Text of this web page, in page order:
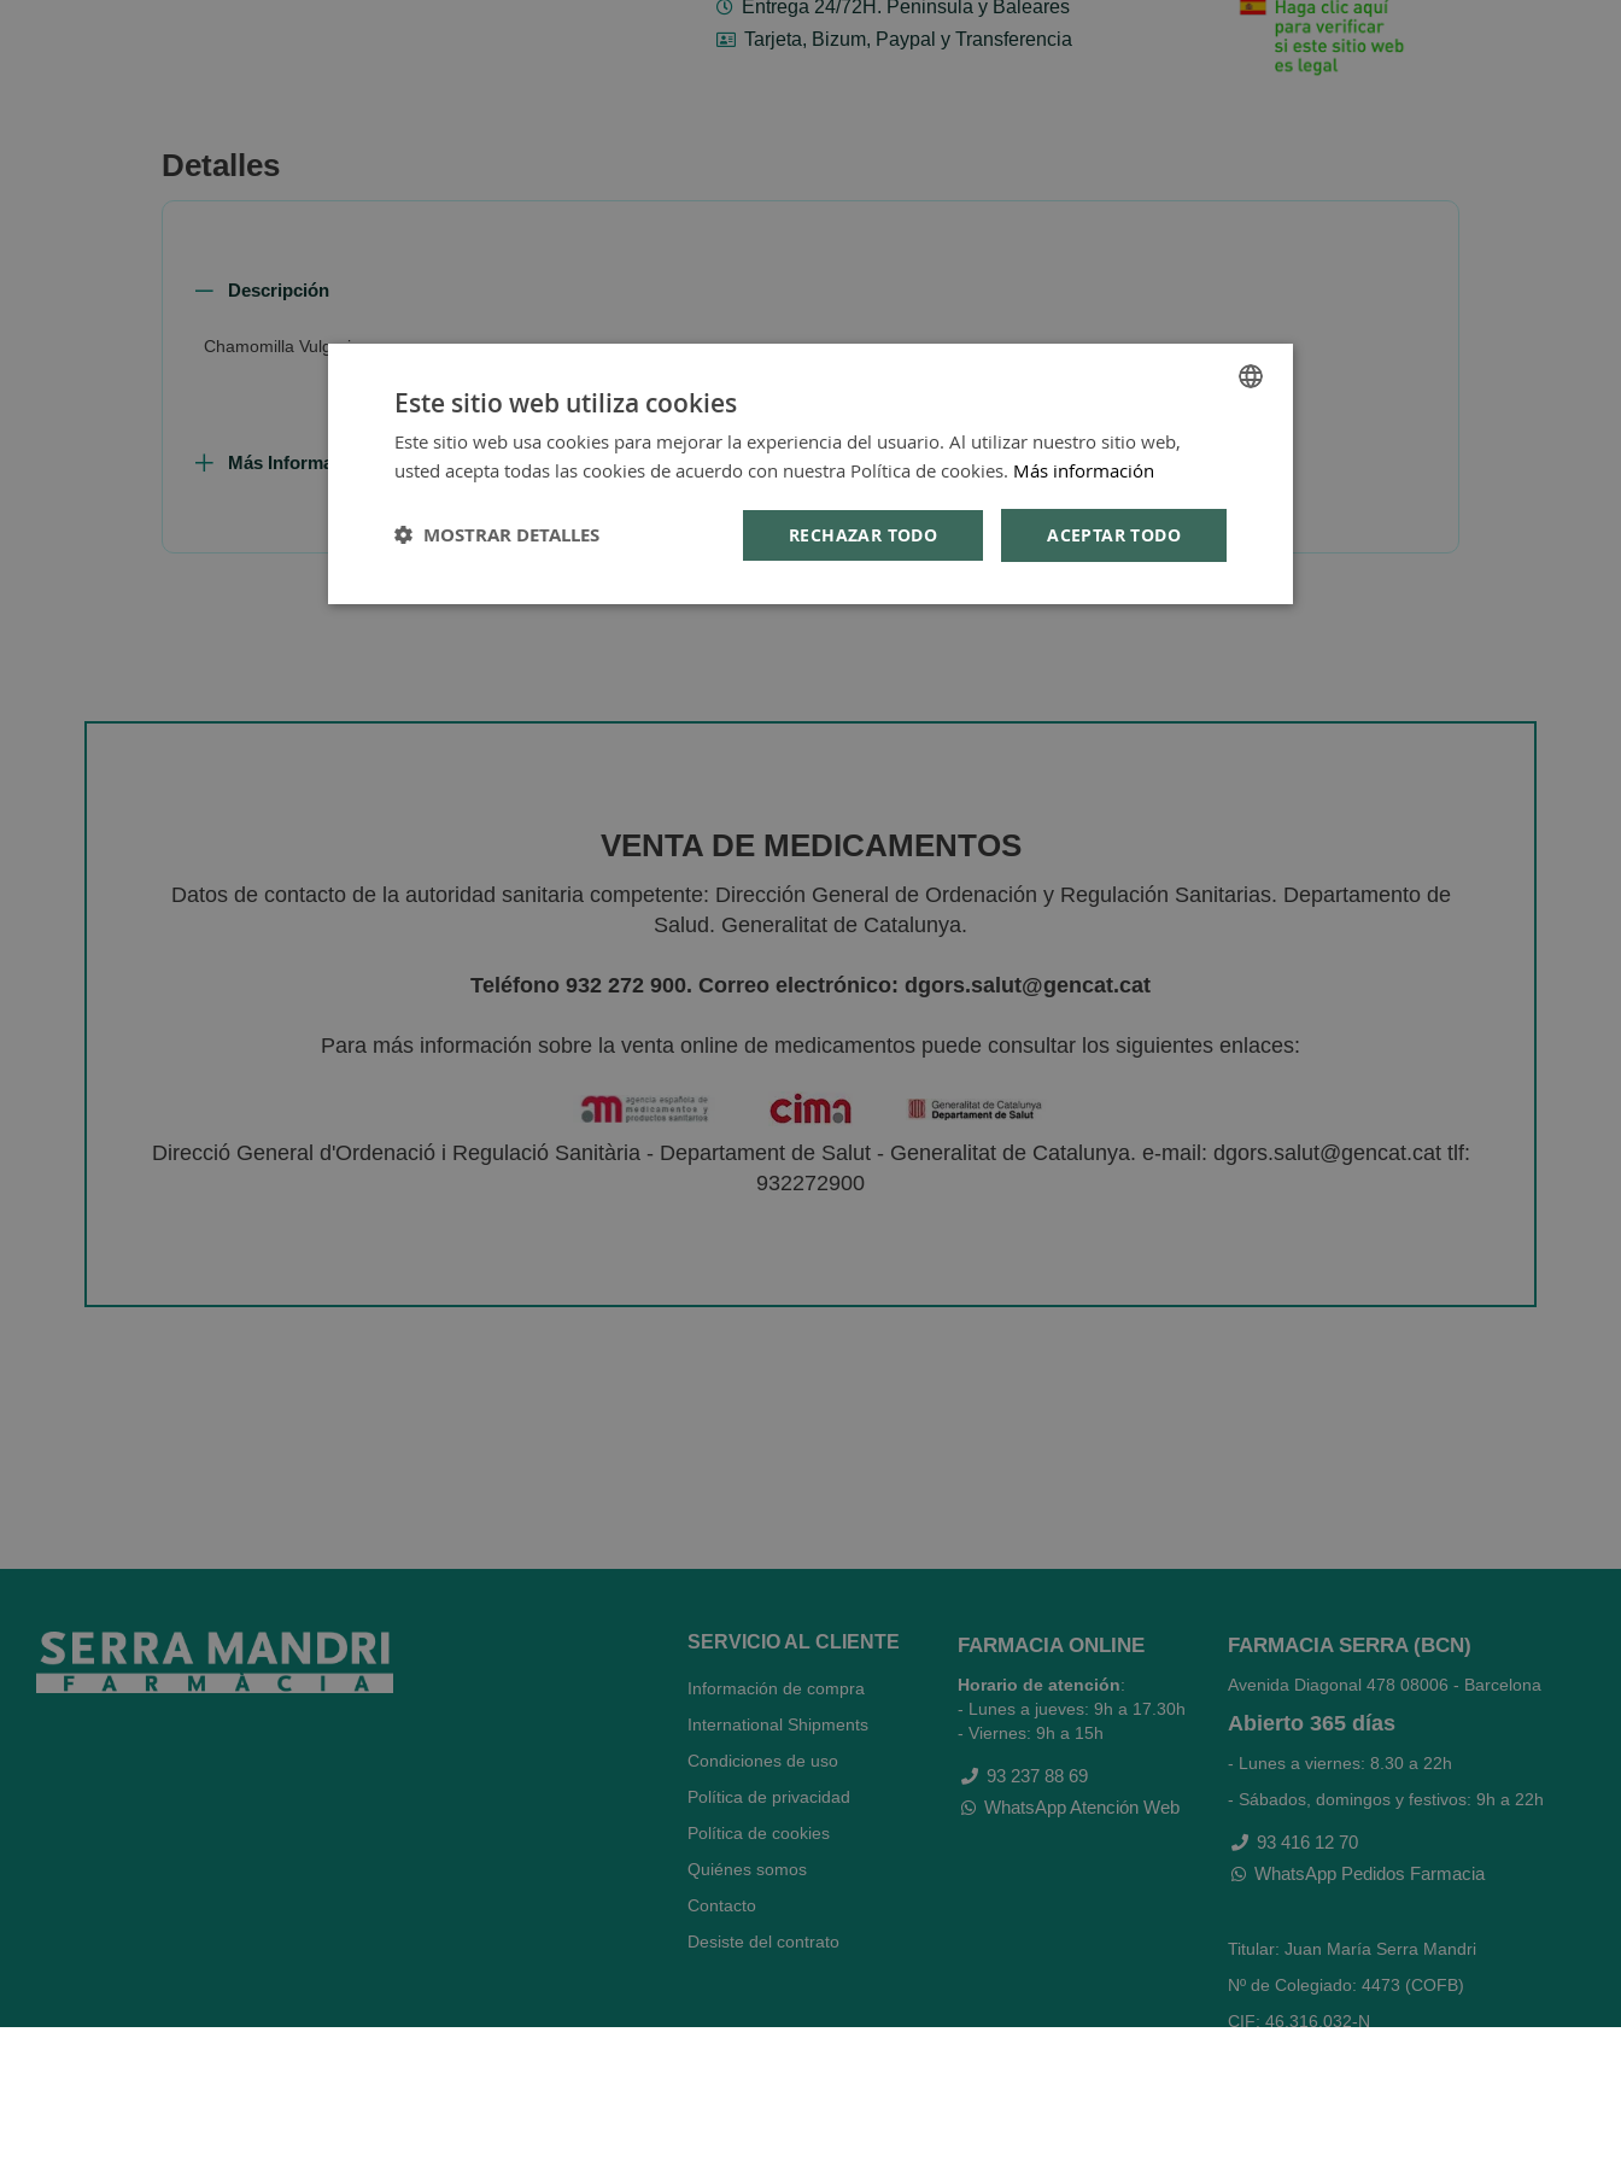
Entrega 24/72H. Peninsula y Baleares
Tarjeta, Bizum, Paypal y Transferencia
Detalles
Descripción
Chamomilla Vulgaris
Más Información
VENTA DE MEDICAMENTOS
Datos de contacto de la autoridad sanitaria competente: Dirección General de Ordenación y Regulación Sanitarias. Departamento de
Salud. Generalitat de Catalunya.
Teléfono 932 272 900. Correo electrónico: dgors.salut@gencat.cat
Para más información sobre la venta online de medicamentos puede consultar los siguientes enlaces:
Direcció General d'Ordenació i Regulació Sanitària - Departament de Salut - Generalitat de Catalunya. e-mail: dgors.salut@gencat.cat tlf:
932272900
SERVICIO AL CLIENTE
Información de compra
International Shipments
Condiciones de uso
Política de privacidad
Política de cookies
Quiénes somos
Contacto
Desiste del contrato
FARMACIA ONLINE
Horario de atención:
- Lunes a jueves: 9h a 17.30h
- Viernes: 9h a 15h
93 237 88 69
WhatsApp Atención Web
FARMACIA SERRA (BCN)
Avenida Diagonal 478 08006 - Barcelona
Abierto 365 días
- Lunes a viernes: 8.30 a 22h
- Sábados, domingos y festivos: 9h a 22h
93 416 12 70
WhatsApp Pedidos Farmacia
Titular: Juan María Serra Mandri
Nº de Colegiado: 4473 (COFB)
CIF: 46.316.032-N
Este sitio web utiliza cookies
Este sitio web usa cookies para mejorar la experiencia del usuario. Al utilizar nuestro sitio web,
usted acepta todas las cookies de acuerdo con nuestra Política de cookies. Más información
ACEPTAR TODO
RECHAZAR TODO
MOSTRAR DETALLES